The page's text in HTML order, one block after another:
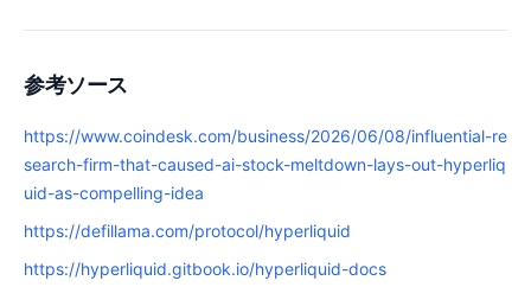
参考ソース
https://www.coindesk.com/business/2026/06/08/influential-re
search-firm-that-caused-ai-stock-meltdown-lays-out-hyperliq
uid-as-compelling-idea
https://defillama.com/protocol/hyperliquid
https://hyperliquid.gitbook.io/hyperliquid-docs